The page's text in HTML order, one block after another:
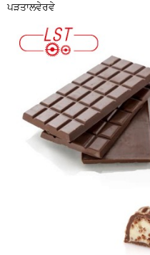
ਪੜਤਾਲਵੇਰਵੇ